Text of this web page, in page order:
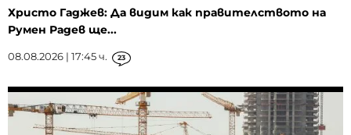
Христо Гаджев: Да видим как правителството на
Румен Радев ще...
08.08.2026 | 17:45 ч. 23